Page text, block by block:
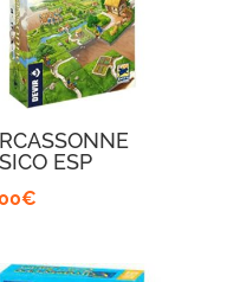
ESP
€